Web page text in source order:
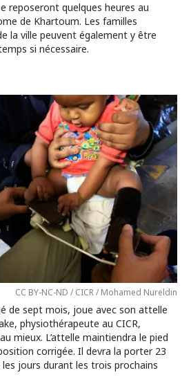
reposeront quelques heures au
de Khartoum. Les familles
la ville peuvent également y être
si nécessaire.
CC BY-NC-ND / CICR / Mohamed Nureldin
de sept mois, joue avec son attelle
physiothérapeute au CICR,
mieux. L’attelle maintiendra le pied
corrigée. Il devra la porter 23
jours durant les trois prochains